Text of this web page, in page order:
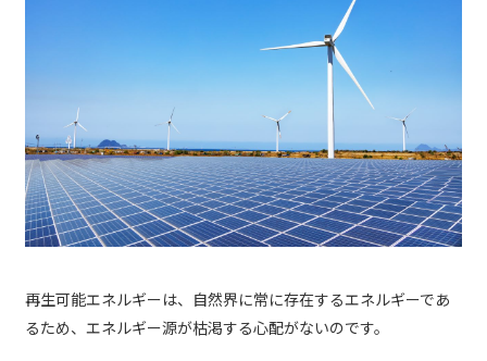
再生可能エネルギーは、自然界に常に存在するエネルギーであ
るため、エネルギー源が枯渇する心配がないのです。